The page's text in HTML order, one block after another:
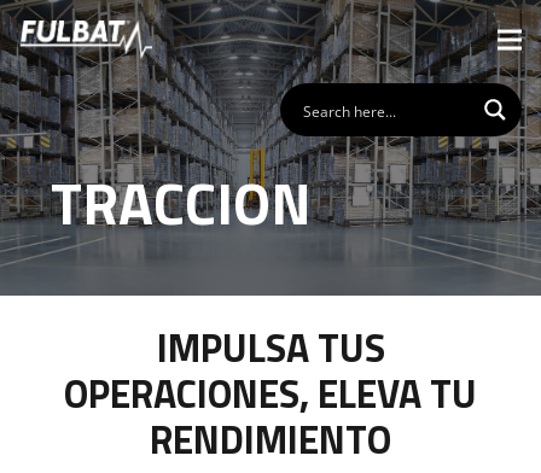
TRACCION
IMPULSA TUS
OPERACIONES, ELEVA TU
RENDIMIENTO